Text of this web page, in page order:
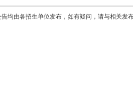
均由各招生单位发布，如有疑问，请与相关发